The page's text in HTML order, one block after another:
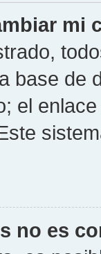
mi
base de
el
no es